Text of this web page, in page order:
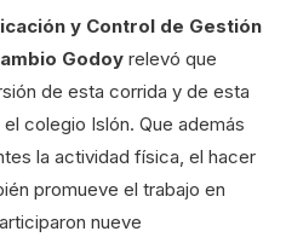
y Control de Gestión
Godoy relevó que
de esta corrida y de esta
colegio Islón. Que además
la actividad física, el hacer
promueve el trabajo en
nueve